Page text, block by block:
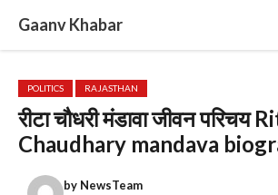
content
Gaanv Khabar
POLITICS RAJASTHAN
रीटा चौधरी मंडावा जीवन परिचय
Chaudhary mandava
by NewsTeam